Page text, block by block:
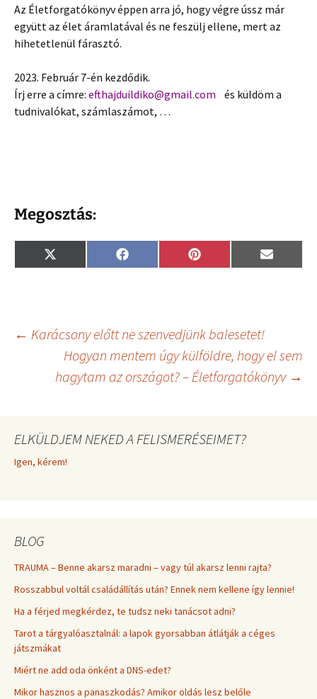
Az Életforgatókönyv éppen arra jó, hogy végre ússz már
együtt az élet áramlatával és ne feszülj ellene, mert az
hihetetlenül fárasztó.
2023. Február 7-én kezdődik.
Írj erre a címre: efthajduildiko@gmail.com és küldöm a
tudnivalókat, számlaszámot, …
Megosztás:
Share
on
X
(
t
e
Share
on
F
a
k
Share
on
P
i
e
s
t
Share
on
E
m
Bejegyzés
navigáció
← Karácsony előtt ne szenvedjünk balesetet!
Hogyan mentem úgy külföldre, hogy el sem
hagytam az országot? – Életforgatókönyv →
ELKÜLDJEM NEKED A FELISMERÉSEIMET?
Igen, kérem!
BLOG
TRAUMA – Benne akarsz maradni – vagy túl akarsz lenni rajta?
Rosszabbul voltál családállítás után? Ennek nem kellene így lennie!
Ha a férjed megkérdez, te tudsz neki tanácsot adni?
Tarot a tárgyalóasztalnál: a lapok gyorsabban átlátják a céges
játszmákat
Miért ne add oda önként a DNS-edet?
Mikor hasznos a panaszkodás? Amikor oldás lesz belőle